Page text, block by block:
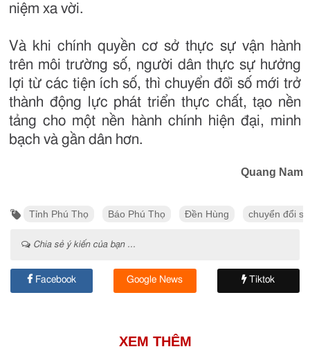
niệm xa vời.
Và khi chính quyền cơ sở thực sự vận hành
trên môi trường số, người dân thực sự hưởng
lợi từ các tiện ích số, thì chuyển đổi số mới trở
thành động lực phát triển thực chất, tạo nền
tảng cho một nền hành chính hiện đại, minh
bạch và gần dân hơn.
Quang Nam
Tỉnh Phú Thọ Báo Phú Thọ Đền Hùng chuyển đổi số
Chia sẻ ý kiến của bạn ...
Facebook Google News Tiktok
XEM THÊM